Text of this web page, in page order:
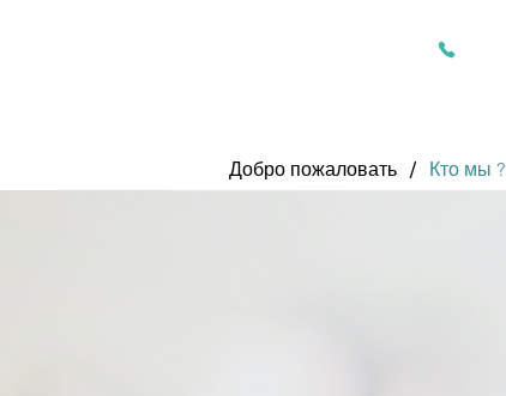
Добро пожаловать / Кто мы ?